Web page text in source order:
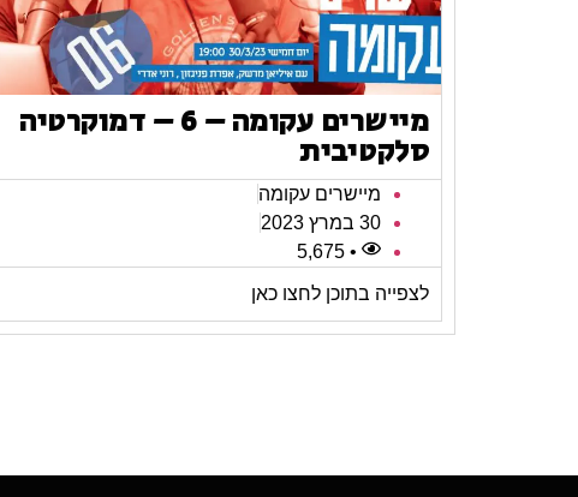
מיישרים עקומה – 6 – דמוקרטיה
סלקטיבית
מיישרים עקומה
30 במרץ 2023
• 5,675
לצפייה בתוכן לחצו כאן